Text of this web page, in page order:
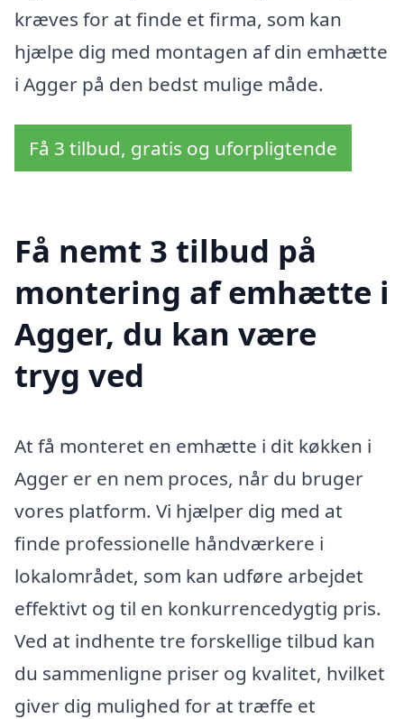
kræves for at finde et firma, som kan
hjælpe dig med montagen af din emhætte
i Agger på den bedst mulige måde.
Få 3 tilbud, gratis og uforpligtende
Få nemt 3 tilbud på
montering af emhætte i
Agger, du kan være
tryg ved
At få monteret en emhætte i dit køkken i
Agger er en nem proces, når du bruger
vores platform. Vi hjælper dig med at
finde professionelle håndværkere i
lokalområdet, som kan udføre arbejdet
effektivt og til en konkurrencedygtig pris.
Ved at indhente tre forskellige tilbud kan
du sammenligne priser og kvalitet, hvilket
giver dig mulighed for at træffe et